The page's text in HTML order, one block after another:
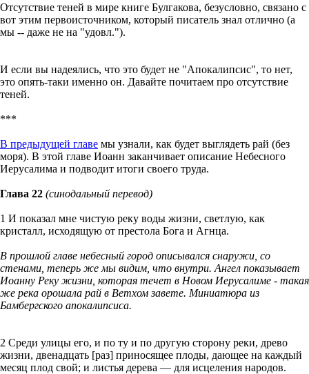
Отсутствие теней в мире книге Булгакова, безусловно, связано с
вот этим первоисточником, который писатель знал отлично (а
мы -- даже не на "удовл.").
И если вы надеялись, что это будет не "Апокалипсис", то нет,
это опять-таки именно он. Давайте почитаем про отсутствие
теней.
***
В предыдущей главе мы узнали, как будет выглядеть рай (без
моря). В этой главе Иоанн заканчивает описание Небесного
Иерусалима и подводит итоги своего труда.
Глава 22 (синодальный перевод)
1 И показал мне чистую реку воды жизни, светлую, как
кристалл, исходящую от престола Бога и Агнца.
В прошлой главе небесный город описывался снаружи, со
стенами, теперь же мы видим, что внутри. Ангел показывает
Иоанну Реку жизни, которая течет в Новом Иерусалиме - такая
же река орошала рай в Ветхом завете. Миниатюра из
Бамбергского апокалипсиса.
2 Среди улицы его, и по ту и по другую сторону реки, древо
жизни, двенадцать [раз] приносящее плоды, дающее на каждый
месяц плод свой; и листья дерева — для исцеления народов.